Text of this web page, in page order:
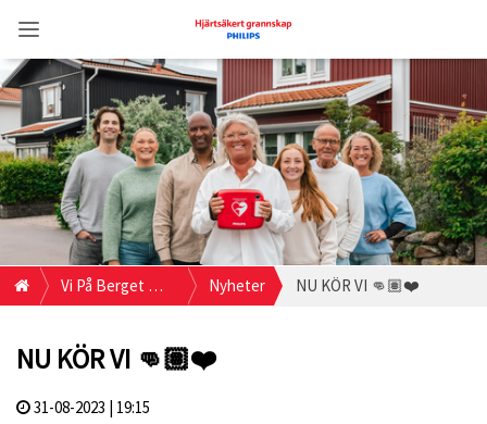
Vi På Berget ❤️-
Nyheter NU KÖR VI 👊🏽❤️
NU KÖR VI 👊🏽❤️
31-08-2023 | 19:15